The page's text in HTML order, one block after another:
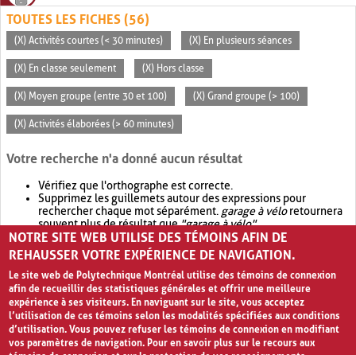
TOUTES LES FICHES (56)
(X) Activités courtes (< 30 minutes) (X) En plusieurs séances
(X) En classe seulement (X) Hors classe
(X) Moyen groupe (entre 30 et 100) (X) Grand groupe (> 100)
(X) Activités élaborées (> 60 minutes)
Votre recherche n'a donné aucun résultat
Vérifiez que l'orthographe est correcte.
Supprimez les guillemets autour des expressions pour
rechercher chaque mot séparément. garage à véloretournera
souvent plus de résultat que"garage à vélo".
Envisagez d'élargir votre recherche avec OR.garage OR vélo
retournera souvent plus de résultat quegarage à vélo
NOTRE SITE WEB UTILISE DES TÉMOINS AFIN DE
REHAUSSER VOTRE EXPÉRIENCE DE NAVIGATION.
Le site web de Polytechnique Montréal utilise des témoins de connexion
afin de recueillir des statistiques générales et offrir une meilleure
expérience à ses visiteurs. En naviguant sur le site, vous acceptez
l’utilisation de ces témoins selon les modalités spécifiées aux conditions
d’utilisation. Vous pouvez refuser les témoins de connexion en modifiant
vos paramètres de navigation. Pour en savoir plus sur le recours aux